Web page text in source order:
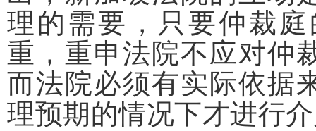
理的需要，只要仲裁
重，重申法院不应对仲
而法院必须有实际依据
理预期的情况下才进行